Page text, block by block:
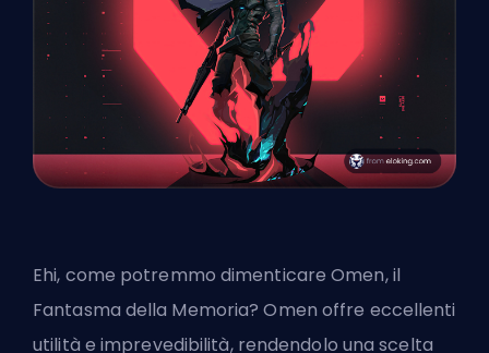
Ehi, come potremmo dimenticare Omen, il
Fantasma della Memoria? Omen offre eccellenti
utilità e imprevedibilità, rendendolo una scelta